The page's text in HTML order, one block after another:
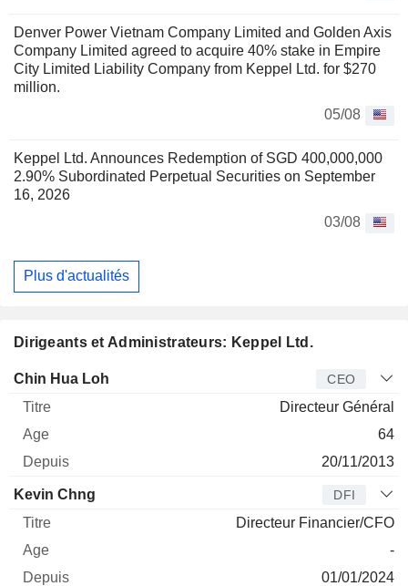
Denver Power Vietnam Company Limited and Golden Axis
Company Limited agreed to acquire 40% stake in Empire
City Limited Liability Company from Keppel Ltd. for $270
million.
05/08
Keppel Ltd. Announces Redemption of SGD 400,000,000
2.90% Subordinated Perpetual Securities on September
16, 2026
03/08
Plus d'actualités
Dirigeants et Administrateurs: Keppel Ltd.
Dirigeant Titre
Chin Hua Loh CEO
Directeur Général
64
20/11/2013
Kevin Chng DFI
Directeur Financier/CFO
-
01/01/2024